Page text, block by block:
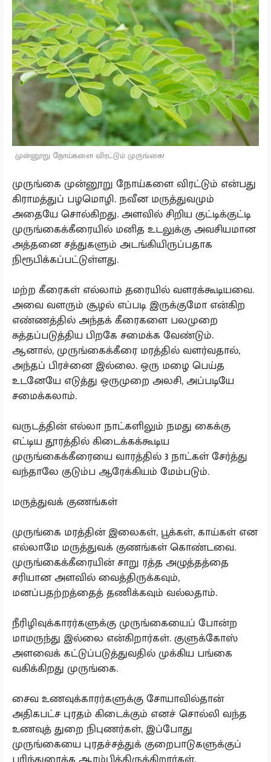
முன்னூறு நோய்களை விரட்டும் முருங்கை!
முருங்கை முன்னூறு நோய்களை விரட்டும் என்பது
கிராமத்துப் பழமொழி. நவீன மருத்துவமும்
அதையே சொல்கிறது. அளவில் சிறிய குட்டிக்குட்டி
முருங்கைக்கீரையில் மனித உடலுக்கு அவசியமான
அத்தனை சத்துகளும் அடங்கியிருப்பதாக
நிரூபிக்கப்பட்டுள்ளது.
மற்ற கீரைகள் எல்லாம் தரையில் வளரக்கூடியவை.
அவை வளரும் சூழல் எப்படி இருக்குமோ என்கிற
எண்ணத்தில் அந்தக் கீரைகளை பலமுறை
சுத்தப்படுத்திய பிறகே சமைக்க வேண்டும்.
ஆனால், முருங்கைக்கீரை மரத்தில் வளர்வதால்,
அந்தப் பிரச்னை இல்லை. ஒரு மழை பெய்த
உடனேயே எடுத்து ஒருமுறை அலசி, அப்படியே
சமைக்கலாம்.
வருடத்தின் எல்லா நாட்களிலும் நமது கைக்கு
எட்டிய தூரத்தில் கிடைக்கக்கூடிய
முருங்கைக்கீரையை வாரத்தில் 3 நாட்கள் சேர்த்து
வந்தாலே குடும்ப ஆரேக்கியம் மேம்படும்.
மருத்துவக் குணங்கள்
முருங்கை மரத்தின் இலைகள், பூக்கள், காய்கள் என
எல்லாமே மருத்துவக் குணங்கள் கொண்டவை.
முருங்கைக்கீரையின் சாறு ரத்த அழுத்தத்தை
சரியான அளவில் வைத்திருக்கவும்,
மனப்பதற்றத்தைத் தணிக்கவும் வல்லதாம்.
நீரிழிவுக்காரர்களுக்கு முருங்கையைப் போன்ற
மாமருந்து இல்லை என்கிறார்கள். குளுக்கோஸ்
அளவைக் கட்டுப்படுத்துவதில் முக்கிய பங்கை
வகிக்கிறது முருங்கை.
சைவ உணவுக்காரர்களுக்கு சோயாவில்தான்
அதிகபட்ச புரதம் கிடைக்கும் எனச் சொல்லி வந்த
உணவுத் துறை நிபுணர்கள், இப்போது
முருங்கையை புரதச்சத்துக் குறைபாடுகளுக்குப்